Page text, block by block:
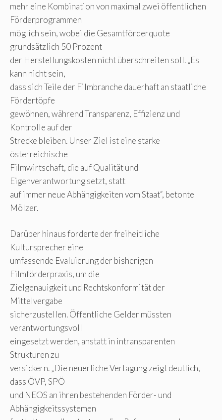
mehr eine Kombination von maximal zwei öffentlichen
Förderprogrammen
möglich sein, wobei die Gesamtförderquote
grundsätzlich 50 Prozent
der Herstellungskosten nicht überschreiten soll. „Es
kann nicht sein,
dass sich Teile der Filmbranche dauerhaft an staatliche
Fördertöpfe
gewöhnen, während Transparenz, Effizienz und
Kontrolle auf der
Strecke bleiben. Unser Ziel ist eine starke
österreichische
Filmwirtschaft, die auf Qualität und
Eigenverantwortung setzt, statt
auf immer neue Abhängigkeiten vom Staat“, betonte
Mölzer.
Darüber hinaus forderte der freiheitliche
Kultursprecher eine
umfassende Evaluierung der bisherigen
Filmförderpraxis, um die
Zielgenauigkeit und Rechtskonformität der
Mittelvergabe
sicherzustellen. Öffentliche Gelder müssten
verantwortungsvoll
eingesetzt werden, anstatt in intransparenten
Strukturen zu
versickern. „Die neuerliche Vertagung zeigt deutlich,
dass ÖVP, SPÖ
und NEOS an ihren bestehenden Förder- und
Abhängigkeitssystemen